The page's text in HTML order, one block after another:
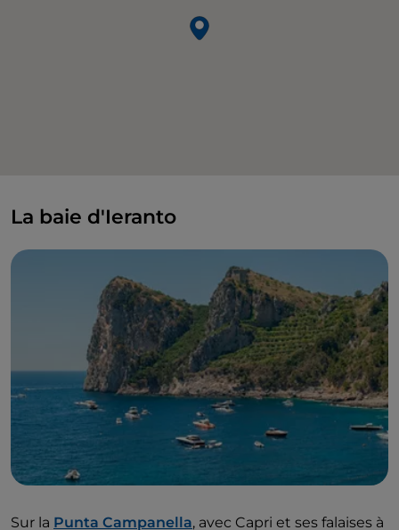
La baie d'Ieranto
Sur la Punta Campanella, avec Capri et ses falaises à